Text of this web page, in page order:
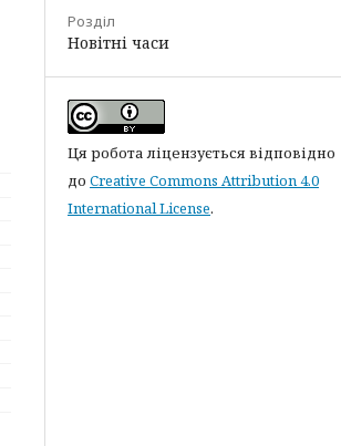
Розділ
Новітні часи
Ця робота ліцензується відповідно
до Creative Commons Attribution 4.0
International License.